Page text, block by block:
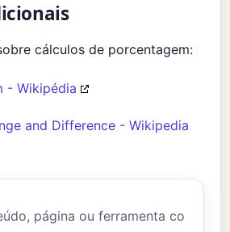
cálculos de porcentagem:
- Wikipédia
and Difference - Wikipedia
página ou ferramenta co